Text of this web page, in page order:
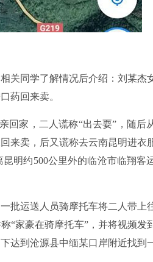
关同学了解情况后介绍：刘某杰
药回来卖。
回家，二人谎称“出去耍”，随后
来卖，后又谎称去云南昆明进衣
明约500公里外的临沧市临翔客
批运送人员骑摩托车将二人带上
“家豪在骑摩托车”，并将视频发
达到沧源县中缅某口岸附近找到